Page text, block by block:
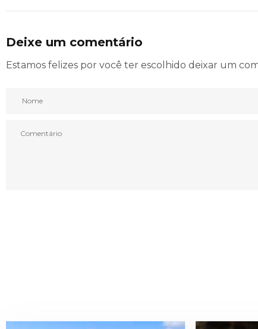
Deixe um comentário
Estamos felizes por você ter escolhido deixar um